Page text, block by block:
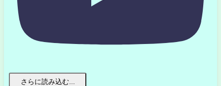
さらに読み込む...